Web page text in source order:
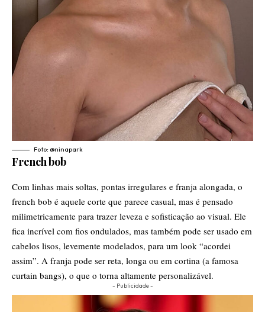
Foto: @ninapark
French bob
Com linhas mais soltas, pontas irregulares e franja alongada, o
french bob é aquele corte que parece casual, mas é pensado
milimetricamente para trazer leveza e sofisticação ao visual. Ele
fica incrível com fios ondulados, mas também pode ser usado em
cabelos lisos, levemente modelados, para um look “acordei
assim”. A franja pode ser reta, longa ou em cortina (a famosa
curtain bangs), o que o torna altamente personalizável.
- Publicidade -